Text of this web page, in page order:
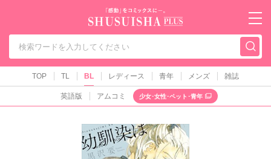
秋水社PLUS（テ
TOP TL BL レディース 青年 メンズ 雑誌
英語版 アムコミ 少女･女性･ペット･青年